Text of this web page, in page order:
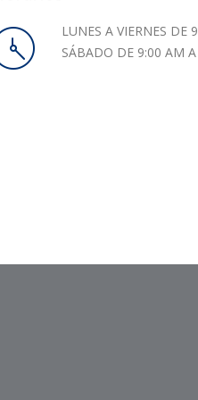
LUNES A VIERNES DE
SÁBADO DE 9:00 AM